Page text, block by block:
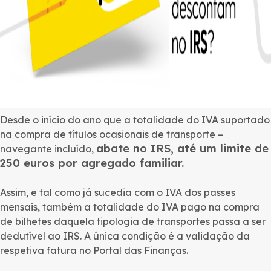
Desde o início do ano que a totalidade do IVA suportado
na compra de títulos ocasionais de transporte –
navegante incluído, abate no IRS, até um limite de
250 euros por agregado familiar.
Assim, e tal como já sucedia com o IVA dos passes
mensais, também a totalidade do IVA pago na compra
de bilhetes daquela tipologia de transportes passa a ser
dedutível ao IRS. A única condição é a validação da
respetiva fatura no Portal das Finanças.